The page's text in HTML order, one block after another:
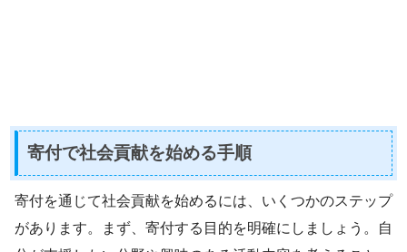
寄付で社会貢献を始める手順
寄付を通じて社会貢献を始めるには、いくつかのステップ
があります。まず、寄付する目的を明確にしましょう。自